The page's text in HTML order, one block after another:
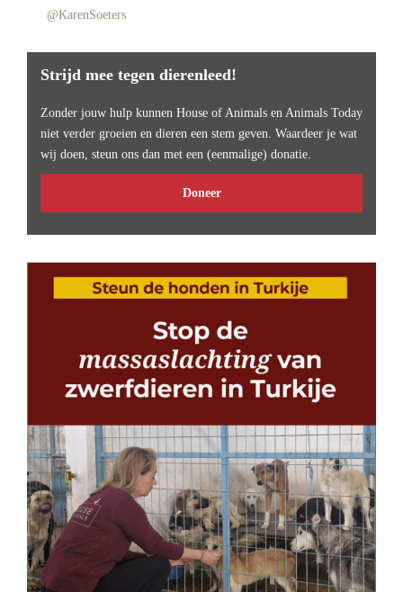
@KarenSoeters
Strijd mee tegen dierenleed!
Zonder jouw hulp kunnen House of Animals en Animals Today
niet verder groeien en dieren een stem geven. Waardeer je wat
wij doen, steun ons dan met een (eenmalige) donatie.
Doneer